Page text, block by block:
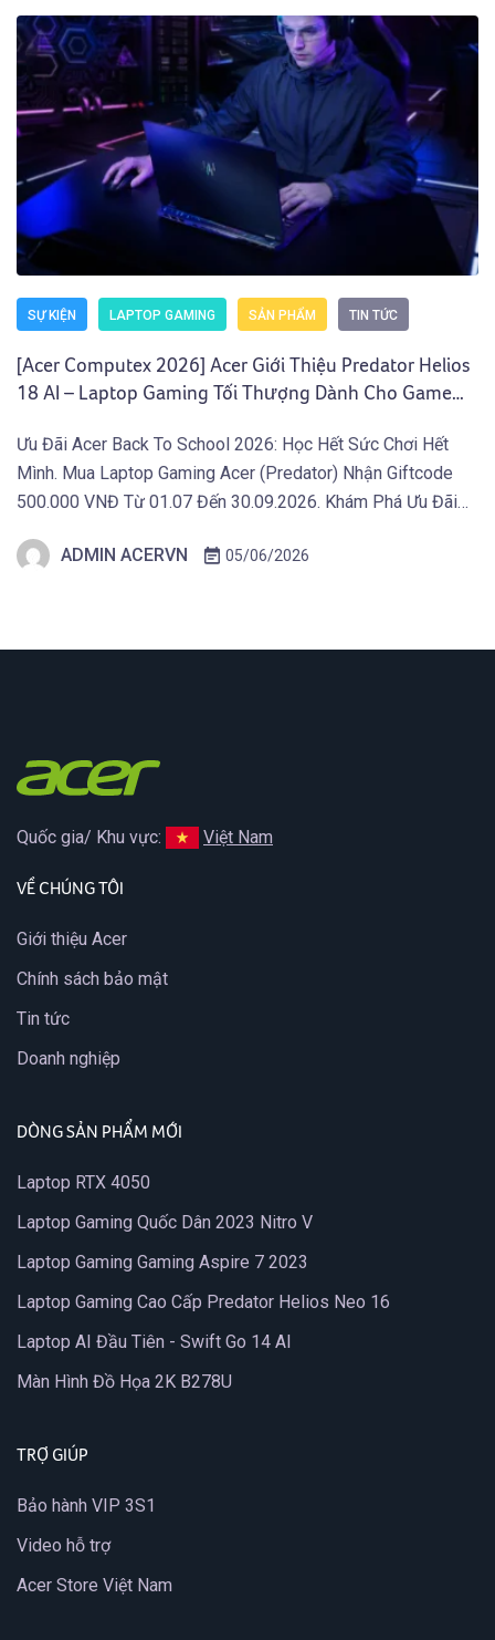
SỰ KIỆN LAPTOP GAMING SẢN PHẨM TIN TỨC
[Acer Computex 2026] Acer Giới Thiệu Predator Helios
18 AI – Laptop Gaming Tối Thượng Dành Cho Game
Ưu Đãi Acer Back To School 2026: Học Hết Sức Chơi Hết
Mình. Mua Laptop Gaming Acer (Predator) Nhận Giftcode
500.000 VNĐ Từ 01.07 Đến 30.09.2026. Khám Phá Ưu Đãi
loạt Laptop Gaming 2026 và thiết bị Gaming di động mới
ADMIN ACERVN 05/06/2026
Quốc gia/ Khu vực: Việt Nam
VỀ CHÚNG TÔI
Giới thiệu Acer
Chính sách bảo mật
Tin tức
Doanh nghiệp
DÒNG SẢN PHẨM MỚI
Laptop RTX 4050
Laptop Gaming Quốc Dân 2023 Nitro V
Laptop Gaming Gaming Aspire 7 2023
Laptop Gaming Cao Cấp Predator Helios Neo 16
Laptop AI Đầu Tiên - Swift Go 14 AI
Màn Hình Đồ Họa 2K B278U
TRỢ GIÚP
Bảo hành VIP 3S1
Video hỗ trợ
Acer Store Việt Nam